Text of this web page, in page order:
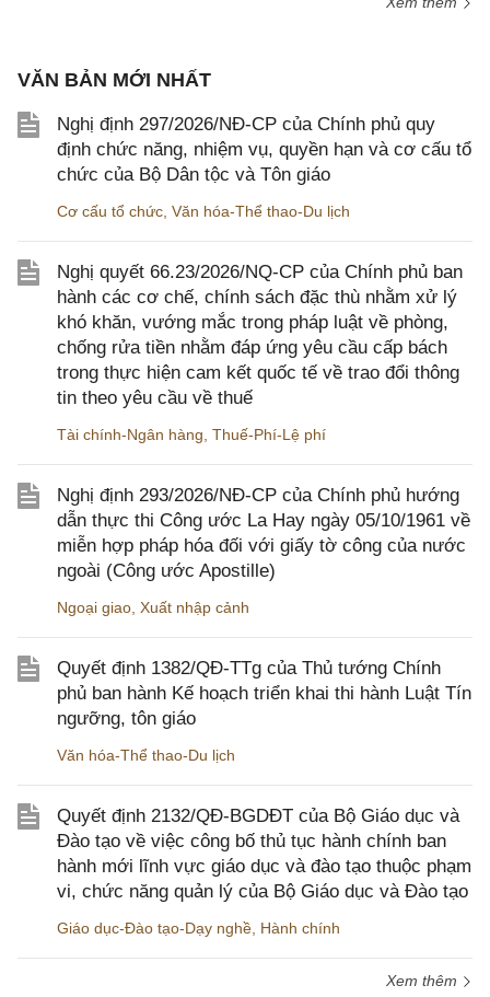
VĂN BẢN MỚI NHẤT
Nghị định 297/2026/NĐ-CP của Chính phủ quy
định chức năng, nhiệm vụ, quyền hạn và cơ cấu tổ
chức của Bộ Dân tộc và Tôn giáo
Cơ cấu tổ chức Văn hóa-Thể thao-Du lịch
Nghị quyết 66.23/2026/NQ-CP của Chính phủ ban
hành các cơ chế, chính sách đặc thù nhằm xử lý
khó khăn, vướng mắc trong pháp luật về phòng,
chống rửa tiền nhằm đáp ứng yêu cầu cấp bách
trong thực hiện cam kết quốc tế về trao đổi thông
tin theo yêu cầu về thuế
Tài chính-Ngân hàng Thuế-Phí-Lệ phí
Nghị định 293/2026/NĐ-CP của Chính phủ hướng
dẫn thực thi Công ước La Hay ngày 05/10/1961 về
miễn hợp pháp hóa đối với giấy tờ công của nước
ngoài (Công ước Apostille)
Ngoại giao Xuất nhập cảnh
Quyết định 1382/QĐ-TTg của Thủ tướng Chính
phủ ban hành Kế hoạch triển khai thi hành Luật Tín
ngưỡng, tôn giáo
Văn hóa-Thể thao-Du lịch
Quyết định 2132/QĐ-BGDĐT của Bộ Giáo dục và
Đào tạo về việc công bố thủ tục hành chính ban
hành mới lĩnh vực giáo dục và đào tạo thuộc phạm
vi, chức năng quản lý của Bộ Giáo dục và Đào tạo
Giáo dục-Đào tạo-Dạy nghề Hành chính
Xem thêm